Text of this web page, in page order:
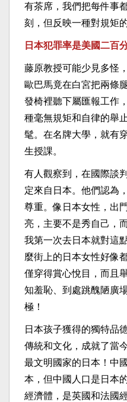
有茶席，我們把每件事
刻，但反映一種對規矩的
日本犯罪率是美國二百
藤原教授可能少見多怪
歐巴馬竟在白宮把兩條
發椅裡聽下屬匯報工作
種毫無規矩和自律的舉
髦。在名牌大學，就有
生授課。
有人觀察到，在國際談
定來自日本。他們認為
尊重。像日本女性，出
亮，主要不是秀自己，
我第一次去日本就對這
麼街上的日本女性好像
僅穿得賞心悅目，而且
知羞恥、到處跳醜陋廣
極！
日本孩子獲得的獨特品
傳統和文化，成就了當
最文明國家的日本！中
本，但中國人口是日本
經濟體，是英國和法國